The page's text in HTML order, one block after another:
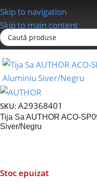
Skip to navigation
Skip to main content
Prima pagină
SKU: A29368401
Tija Sa AUTHOR ACO-
Siver/Negru
Stoc epuizat